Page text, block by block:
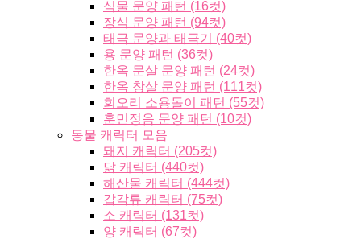
식물 문양 패턴 (16컷)
장식 문양 패턴 (94컷)
태극 문양과 태극기 (40컷)
용 문양 패턴 (36컷)
한옥 문살 문양 패턴 (24컷)
한옥 창살 문양 패턴 (111컷)
회오리 소용돌이 패턴 (55컷)
훈민정음 문양 패턴 (10컷)
동물 캐릭터 모음
돼지 캐릭터 (205컷)
닭 캐릭터 (440컷)
해산물 캐릭터 (444컷)
갑각류 캐릭터 (75컷)
소 캐릭터 (131컷)
양 캐릭터 (67컷)